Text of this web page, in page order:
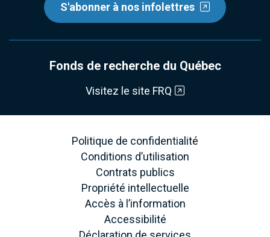
S'abonner à nos infolettres
Fonds de recherche du Québec
Visitez le site FRQ
Politique de confidentialité
Conditions d’utilisation
Contrats publics
Propriété intellectuelle
Accès à l’information
Accessibilité